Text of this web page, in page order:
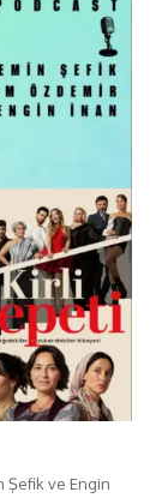
Şefik ve Engin